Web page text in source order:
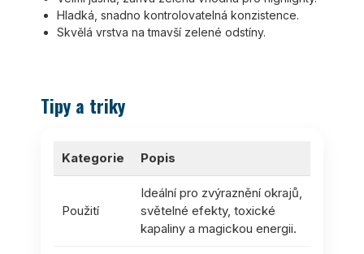
Hladká, snadno kontrolovatelná konzistence.
Skvělá vrstva na tmavší zelené odstíny.
Tipy a triky
Kategorie Popis
Použití
Ideální pro zvýraznění okrajů,
světelné efekty, toxické
kapaliny a magickou energii.